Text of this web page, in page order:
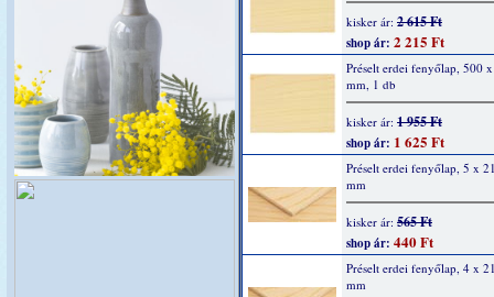
kisker ár: 2 615 Ft
shop ár: 2 215 Ft
Préselt erdei fenyőlap, 500
mm, 1 db
kisker ár: 1 955 Ft
shop ár: 1 625 Ft
Préselt erdei fenyőlap, 5 x
mm
kisker ár: 565 Ft
shop ár: 440 Ft
Préselt erdei fenyőlap, 4 x
mm